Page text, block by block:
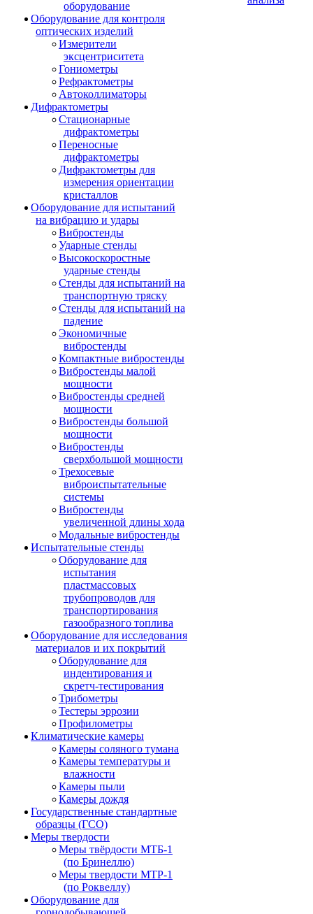
оборудование
Оборудование для контроля
оптических изделий
Измерители
эксцентриситета
Гониометры
Рефрактометры
Автоколлиматоры
Дифрактометры
Стационарные
дифрактометры
Переносные
дифрактометры
Дифрактометры для
измерения ориентации
кристаллов
Оборудование для испытаний
на вибрацию и удары
Вибростенды
Ударные стенды
Высокоскоростные
ударные стенды
Стенды для испытаний на
транспортную тряску
Стенды для испытаний на
падение
Экономичные
вибростенды
Компактные вибростенды
Вибростенды малой
мощности
Вибростенды средней
мощности
Вибростенды большой
мощности
Вибростенды
сверхбольшой мощности
Трехосевые
виброиспытательные
системы
Вибростенды
увеличенной длины хода
Модальные вибростенды
Испытательные стенды
Оборудование для
испытания
пластмассовых
трубопроводов для
транспортирования
газообразного топлива
Оборудование для исследования
материалов и их покрытий
Оборудование для
индентирования и
скретч-тестирования
Трибометры
Тестеры эррозии
Профилометры
Климатические камеры
Камеры соляного тумана
Камеры температуры и
влажности
Камеры пыли
Камеры дождя
Государственные стандартные
образцы (ГСО)
Меры твердости
Меры твёрдости МТБ-1
(по Бринеллю)
Меры твердости МТР-1
(по Роквеллу)
Оборудование для